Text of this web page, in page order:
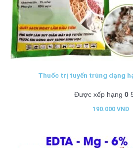
Thuốc trị tuyến trùng dạng
Được xếp hạng 0
190.000 VND
Giá